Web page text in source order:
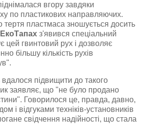
вгору завдяки
по пластикових направляючих.
тертя пластмаса зношується досить
з'явився спеціальний
цей гвинтовий рух і дозволяє
більшу кількість рухів
вдалося підвищити до такого
заявляє, що "не було продано
Говорилося це, правда, давно,
і відгуками техніків-установників
свідчення надійності, що стала